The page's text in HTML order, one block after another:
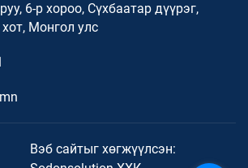
6-р хороо, Сүхбаатар дүүрэг,
Монгол улс
Вэб сайтыг хөгжүүлсэн: